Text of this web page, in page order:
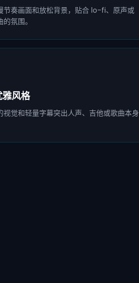
节奏画面和放松背景，贴合 lo-fi、原声或
氛围。
风格
视觉和轻量字幕突出人声、吉他或歌曲本身